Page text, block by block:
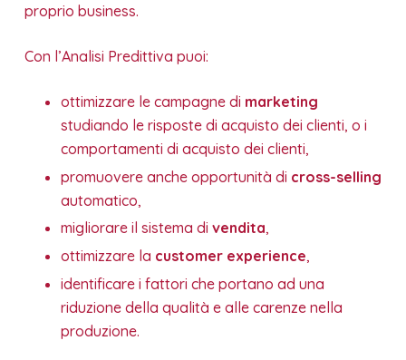
proprio business.
Con l’Analisi Predittiva puoi:
ottimizzare le campagne di marketing
studiando le risposte di acquisto dei clienti, o i
comportamenti di acquisto dei clienti,
promuovere anche opportunità di cross-selling
automatico,
migliorare il sistema di vendita,
ottimizzare la customer experience,
identificare i fattori che portano ad una
riduzione della qualità e alle carenze nella
produzione.